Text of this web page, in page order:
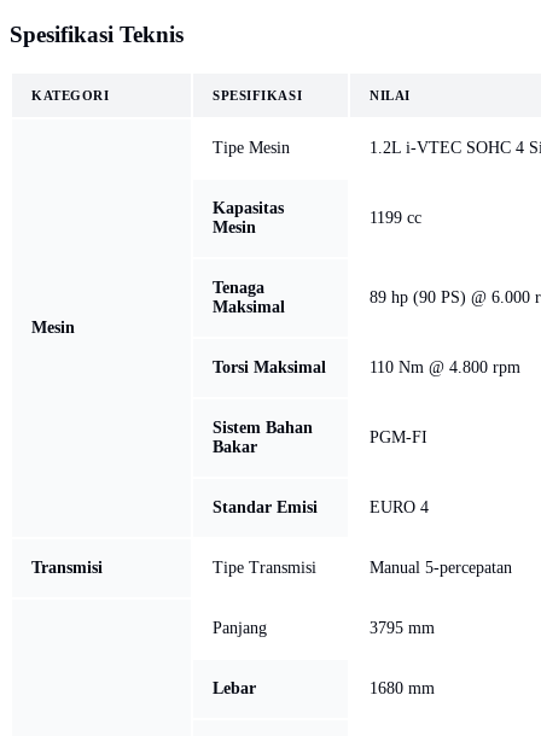
Spesifikasi Teknis
KATEGORI SPESIFIKASI NILAI
Mesin
Tipe Mesin 1.2L i-VTEC SOHC 4
Kapasitas
Mesin
1199 cc
Tenaga
Maksimal
89 hp (90 PS) @ 6.000
Torsi Maksimal 110 Nm @ 4.800 rpm
Sistem Bahan
Bakar
PGM-FI
Standar Emisi EURO 4
Transmisi Tipe Transmisi Manual 5-percepatan
Panjang 3795 mm
Lebar 1680 mm